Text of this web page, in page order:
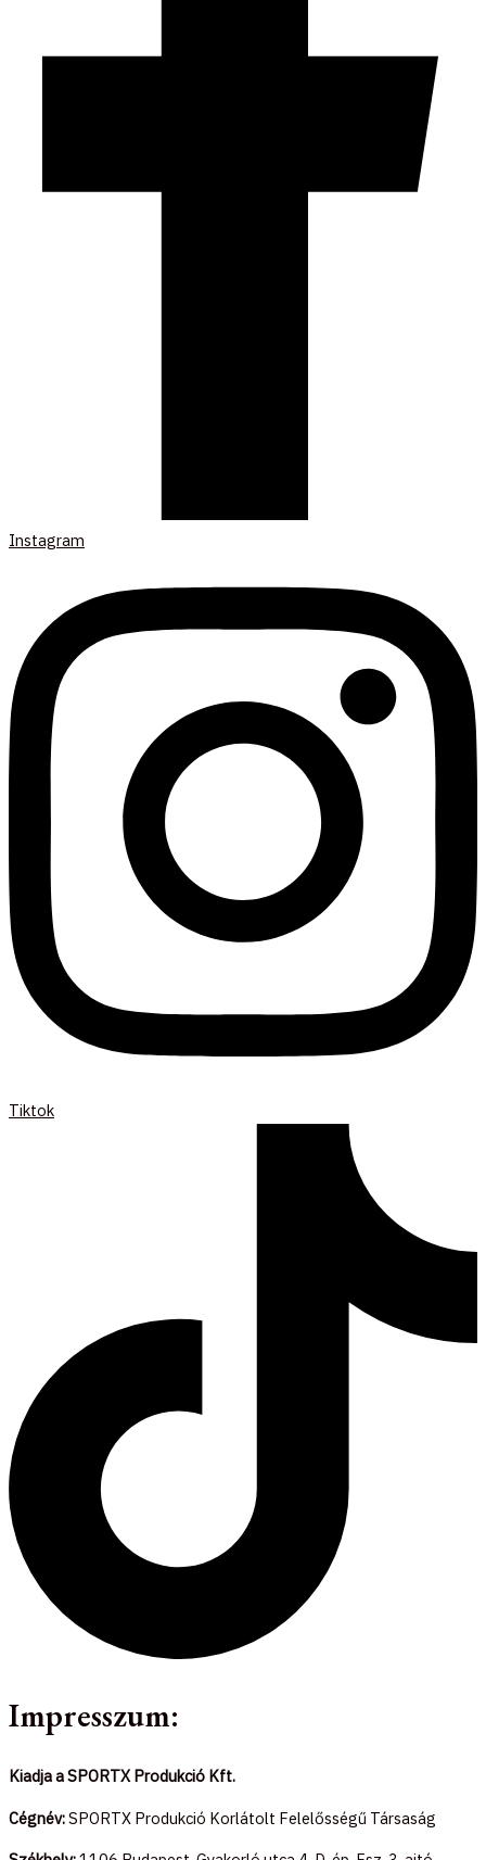
Instagram
Tiktok
Impresszum:
Kiadja a SPORTX Produkció Kft.
Cégnév:SPORTX Produkció Korlátolt Felelősségű Társaság